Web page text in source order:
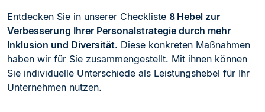
Entdecken Sie in unserer Checkliste 8 Hebel zur
Verbesserung Ihrer Personalstrategie durch mehr
Inklusion und Diversität. Diese konkreten Maßnahmen
haben wir für Sie zusammengestellt. Mit ihnen können
Sie individuelle Unterschiede als Leistungshebel für Ihr
Unternehmen nutzen.